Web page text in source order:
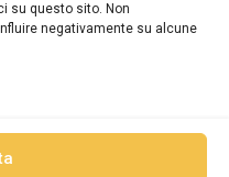
su questo sito. Non
negativamente su alcune